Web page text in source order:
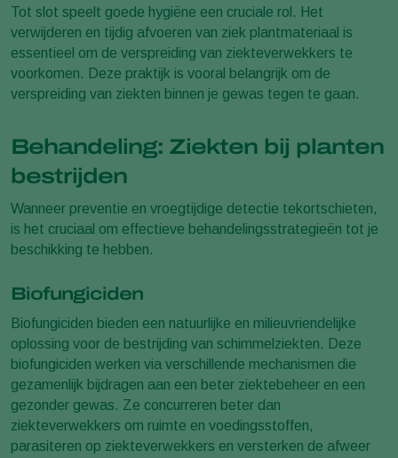
Tot slot speelt goede hygiëne een cruciale rol. Het
verwijderen en tijdig afvoeren van ziek plantmateriaal is
essentieel om de verspreiding van ziekteverwekkers te
voorkomen. Deze praktijk is vooral belangrijk om de
verspreiding van ziekten binnen je gewas tegen te gaan.
Behandeling: Ziekten bij planten
bestrijden
Wanneer preventie en vroegtijdige detectie tekortschieten,
is het cruciaal om effectieve behandelingsstrategieën tot je
beschikking te hebben.
Biofungiciden
Biofungiciden bieden een natuurlijke en milieuvriendelijke
oplossing voor de bestrijding van schimmelziekten. Deze
biofungiciden werken via verschillende mechanismen die
gezamenlijk bijdragen aan een beter ziektebeheer en een
gezonder gewas. Ze concurreren beter dan
ziekteverwekkers om ruimte en voedingsstoffen,
parasiteren op ziekteverwekkers en versterken de afweer